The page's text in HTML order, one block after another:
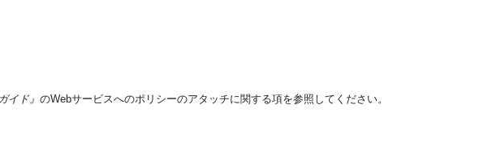
イド』 のWebサービスへのポリシーのアタッチに関する項を参照してください。